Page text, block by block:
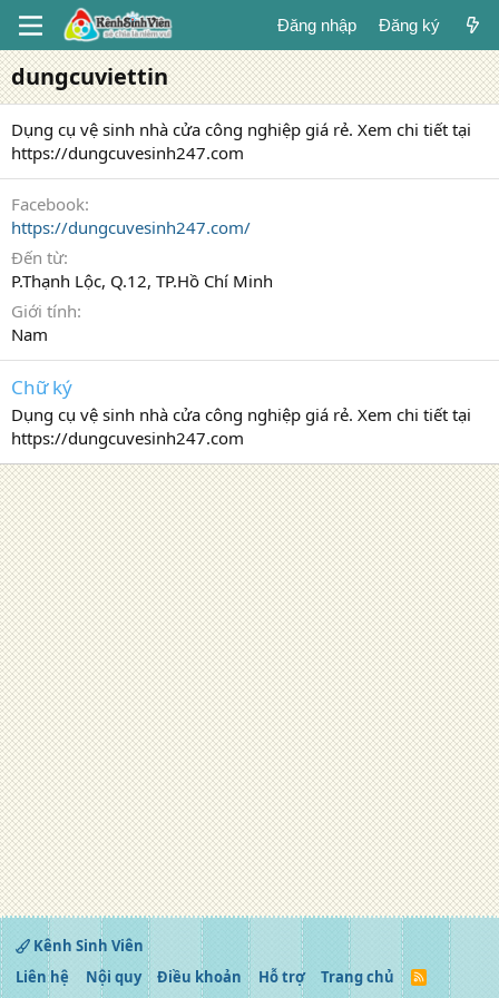
Đăng nhập Đăng ký
dungcuviettin
Dụng cụ vệ sinh nhà cửa công nghiệp giá rẻ. Xem chi tiết tại
https://dungcuvesinh247.com
Facebook
https://dungcuvesinh247.com/
Đến từ
P.Thạnh Lộc, Q.12, TP.Hồ Chí Minh
Giới tính
Nam
Chữ ký
Dụng cụ vệ sinh nhà cửa công nghiệp giá rẻ. Xem chi tiết tại
https://dungcuvesinh247.com
Kênh Sinh Viên
Liên hệ
Nội quy Điều khoản Hỗ trợ Trang chủ
R